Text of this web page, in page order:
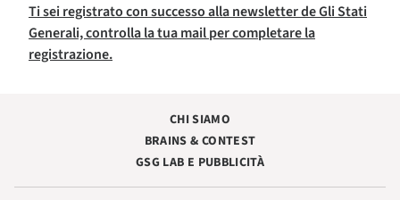
Ti sei registrato con successo alla newsletter de Gli Stati
Generali, controlla la tua mail per completare la
registrazione.
CHI SIAMO
BRAINS & CONTEST
GSG LAB E PUBBLICITÀ